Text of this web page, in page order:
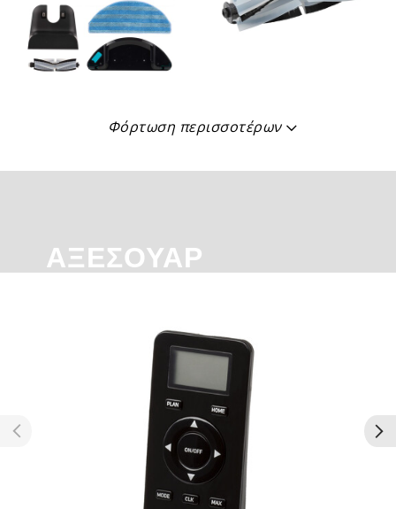
Φόρτωση περισσοτέρων
ΑΞΕΣΟΥΆΡ